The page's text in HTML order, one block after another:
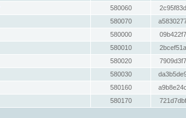
580060
580070
580000
580010
580020
580030
580160
580170